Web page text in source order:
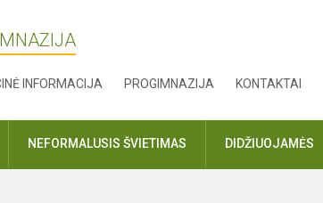
INFORMACIJA PROGIMNAZIJA KONTAKTAI
NEFORMALUSIS ŠVIETIMAS DIDŽIUOJAMĖS